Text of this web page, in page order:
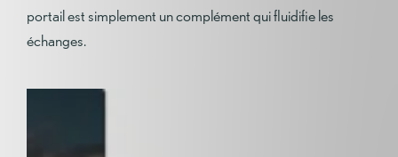
portail est simplement un complément qui fluidifie les
échanges.